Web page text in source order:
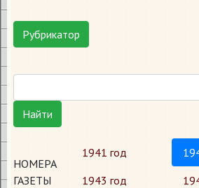
Рубрикатор
Найти
НОМЕРА
ГАЗЕТЫ
1941 год
1943 год